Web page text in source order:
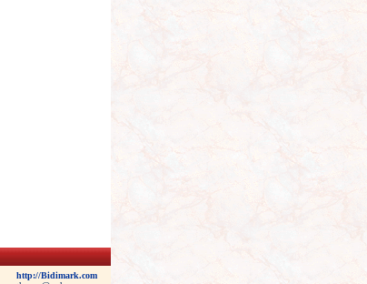
http://Bidimark.com